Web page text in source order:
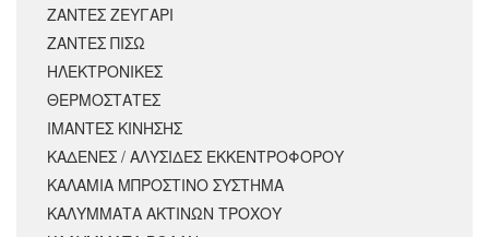
ΖΑΝΤΕΣ ΖΕΥΓΑΡΙ
ΖΑΝΤΕΣ ΠΙΣΩ
ΗΛΕΚΤΡΟΝΙΚΕΣ
ΘΕΡΜΟΣΤΑΤΕΣ
ΙΜΑΝΤΕΣ ΚΙΝΗΣΗΣ
ΚΑΔΕΝΕΣ / ΑΛΥΣΙΔΕΣ ΕΚΚΕΝΤΡΟΦΟΡΟΥ
ΚΑΛΑΜΙΑ ΜΠΡΟΣΤΙΝΟ ΣΥΣΤΗΜΑ
ΚΑΛΥΜΜΑΤΑ ΑΚΤΙΝΩΝ ΤΡΟΧΟΥ